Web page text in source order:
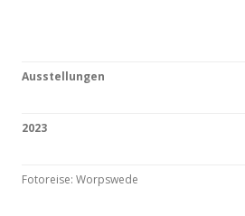
Ausstellungen
2023
Fotoreise: Worpswede